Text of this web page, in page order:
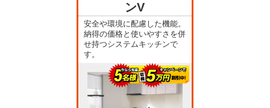
ンV
安全や環境に配慮した機能。
納得の価格と使いやすさを併
せ持つシステムキッチンで
す。